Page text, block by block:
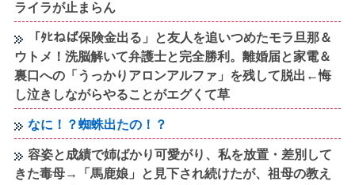
ライラが止まらん
「ﾀﾋねば保険金出る」と友人を追いつめたモラ旦那＆
ウトメ！洗脳解いて弁護士と完全勝利。離婚届と家電＆
裏口への「うっかりアロンアルファ」を残して脱出←悔
し泣きしながらやることがエグくて草
なに！？蜘蛛出たの！？
容姿と成績で姉ばかり可愛がり、私を放置・差別して
きた毒母→「馬鹿娘」と見下され続けたが、祖母の教え